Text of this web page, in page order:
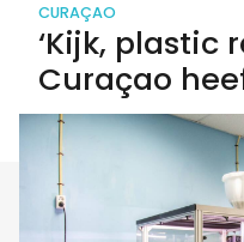
CURAÇAO
‘Kijk, plastic
Curaçao